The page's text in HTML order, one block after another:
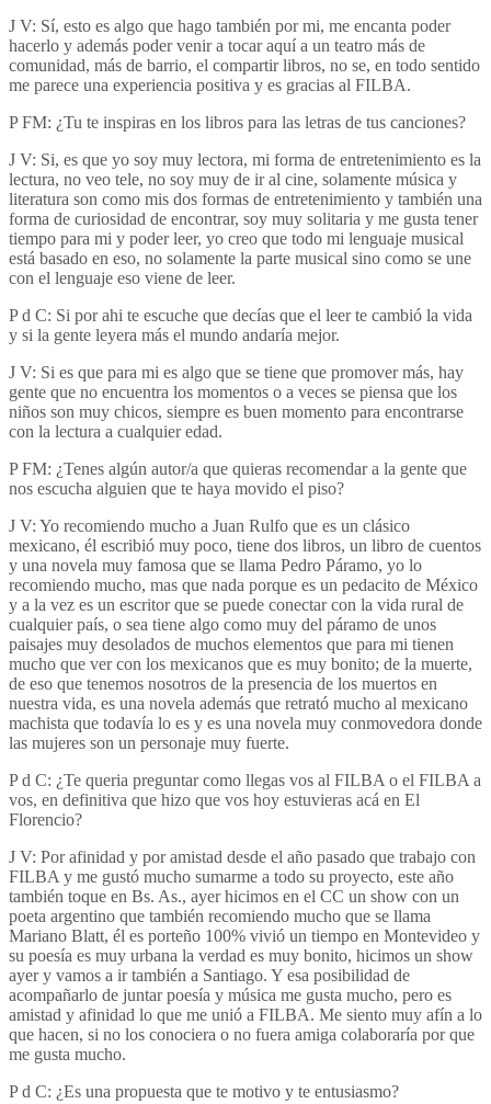
J V: Sí, esto es algo que hago también por mi, me encanta poder
hacerlo y además poder venir a tocar aquí a un teatro más de
comunidad, más de barrio, el compartir libros, no se, en todo sentido
me parece una experiencia positiva y es gracias al FILBA.
P FM: ¿Tu te inspiras en los libros para las letras de tus canciones?
J V: Si, es que yo soy muy lectora, mi forma de entretenimiento es la
lectura, no veo tele, no soy muy de ir al cine, solamente música y
literatura son como mis dos formas de entretenimiento y también una
forma de curiosidad de encontrar, soy muy solitaria y me gusta tener
tiempo para mi y poder leer, yo creo que todo mi lenguaje musical
está basado en eso, no solamente la parte musical sino como se une
con el lenguaje eso viene de leer.
P d C: Si por ahi te escuche que decías que el leer te cambió la vida
y si la gente leyera más el mundo andaría mejor.
J V: Si es que para mi es algo que se tiene que promover más, hay
gente que no encuentra los momentos o a veces se piensa que los
niños son muy chicos, siempre es buen momento para encontrarse
con la lectura a cualquier edad.
P FM: ¿Tenes algún autor/a que quieras recomendar a la gente que
nos escucha alguien que te haya movido el piso?
J V: Yo recomiendo mucho a Juan Rulfo que es un clásico
mexicano, él escribió muy poco, tiene dos libros, un libro de cuentos
y una novela muy famosa que se llama Pedro Páramo, yo lo
recomiendo mucho, mas que nada porque es un pedacito de México
y a la vez es un escritor que se puede conectar con la vida rural de
cualquier país, o sea tiene algo como muy del páramo de unos
paisajes muy desolados de muchos elementos que para mi tienen
mucho que ver con los mexicanos que es muy bonito; de la muerte,
de eso que tenemos nosotros de la presencia de los muertos en
nuestra vida, es una novela además que retrató mucho al mexicano
machista que todavía lo es y es una novela muy conmovedora donde
las mujeres son un personaje muy fuerte.
P d C: ¿Te queria preguntar como llegas vos al FILBA o el FILBA a
vos, en definitiva que hizo que vos hoy estuvieras acá en El
Florencio?
J V: Por afinidad y por amistad desde el año pasado que trabajo con
FILBA y me gustó mucho sumarme a todo su proyecto, este año
también toque en Bs. As., ayer hicimos en el CC un show con un
poeta argentino que también recomiendo mucho que se llama
Mariano Blatt, él es porteño 100% vivió un tiempo en Montevideo y
su poesía es muy urbana la verdad es muy bonito, hicimos un show
ayer y vamos a ir también a Santiago. Y esa posibilidad de
acompañarlo de juntar poesía y música me gusta mucho, pero es
amistad y afinidad lo que me unió a FILBA. Me siento muy afín a lo
que hacen, si no los conociera o no fuera amiga colaboraría por que
me gusta mucho.
P d C: ¿Es una propuesta que te motivo y te entusiasmo?